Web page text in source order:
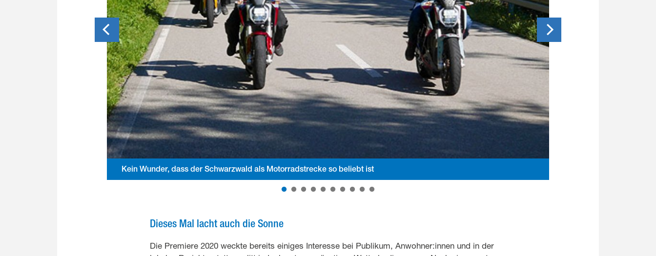
Kein Wunder, dass der Schwarzwald als Motorradstrecke so beliebt ist
Dieses Mal lacht auch die Sonne
Die Premiere 2020 weckte bereits einiges Interesse bei Publikum, Anwohner:innen und in der